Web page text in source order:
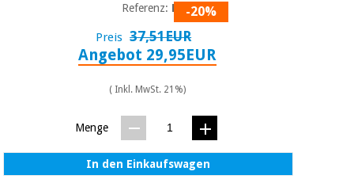
Referenz: P05-20%
Preis 37,51EUR
Angebot 29,95EUR
( Inkl. MwSt. 21%)
Menge
In den Einkaufswagen